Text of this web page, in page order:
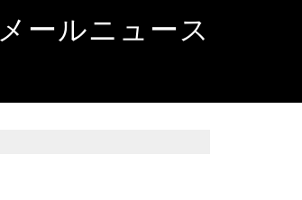
メールニュース